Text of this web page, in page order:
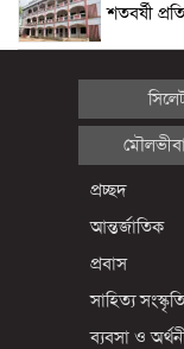
শতবর্ষী
প্রচ্ছদ
আন্তর্জাতিক
প্রবাস
সাহিত্য সংস্কৃতি
ব্যবসা ও